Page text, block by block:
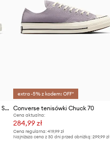
Converse tenisówki zamszowe One Star Academy PRO
extra -5% z kodem: OFF*
Converse tenisówki Chuck 70
Cena aktualna:
284,99 zł
Cena regularna: 419,99 zł
Najniższa cena z 30 dni przed obniżką: 299,99 zł